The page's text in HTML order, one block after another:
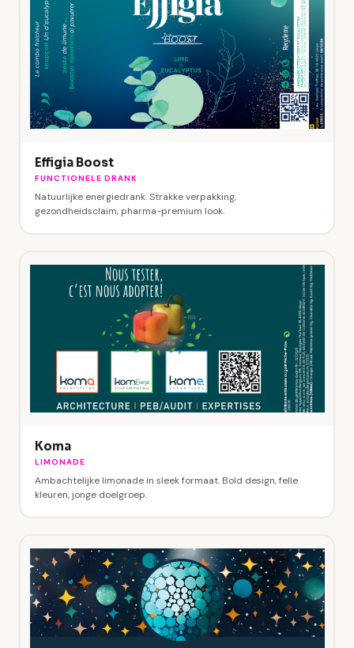
Effigia Boost
FUNCTIONELE DRANK
Natuurlijke energiedrank. Strakke verpakking,
gezondheidsclaim, pharma-premium look.
Koma
LIMONADE
Ambachtelijke limonade in sleek formaat. Bold design, felle
kleuren, jonge doelgroep.